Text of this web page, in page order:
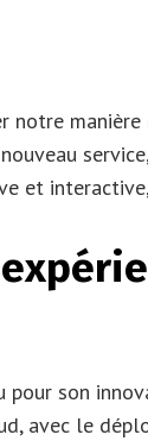
notre
et
pour son
avec le